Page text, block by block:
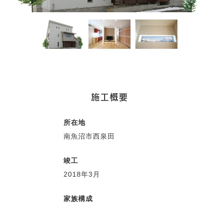
施工概要
所在地
南魚沼市西泉田
竣工
2018年3月
家族構成